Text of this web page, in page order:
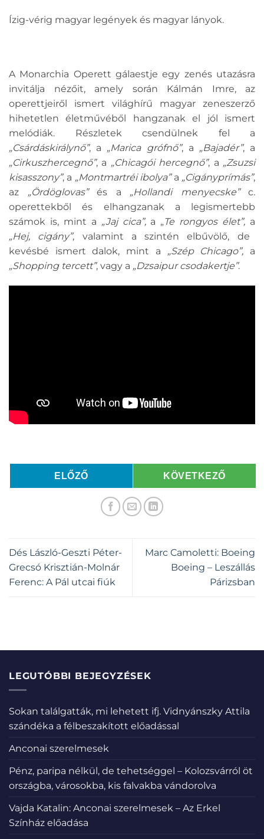
Ízig-vérig magyar legények és magyar lányok.
A Monarchia Operett gálaestje egy zenés utazásra
invitálja nézőit, amely során Kálmán Imre, az
operettjeiről ismert világhírű magyar zeneszerző
hihetetlen életművéből hangzanak el jól ismert
melódiák. Részletek csendülnek fel a
„Csárdáskirálynő”, a „Marica grófnő”, a „Bajadér”, a
„Cirkuszhercegnő”, a „Chicagói hercegnő”, a „Zsuzsi
kisasszony”, a „Montmartréi ibolya”a „Cigányprímás”,
az „Ördöglovas”és a „Hollandi menyecske”c.
operettekből és elhangzanak a legismertebb
számok is, mint a „Jaj cica”,a „Te rongyos élet”, a
„Hej, cigány”, valamint a szintén elbűvölő, de
kevésbé ismert dalok, mint a „Szép Chicago”, a
„Shopping tercett”, vagy a „Dzsaipur csodakertje”.
ELŐZŐ KÖVETKEZŐ
Dés László-Geszti Péter-
Grecsó Krisztián-Molnár
Ferenc: A Pál utcai fiúk
Marc Camoletti: Boeing
Boeing – Leszállás
Párizsban
LEGUTÓBBI BEJEGYZÉSEK
Sokan találgatták, mi lehetett ifj. Vidnyánszky Attila
szándéka a félbeszakított előadással
Anconai szerelmesek
Pénz, paripa nélkül, de tehetséggel – Kolozsvárról öt
országba, városokba, kis falvakba vándorolva
Vajda Katalin: Anconai szerelmesek – Az Erkel
Színház előadása